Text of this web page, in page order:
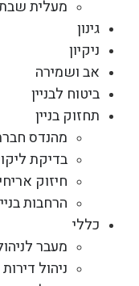
מעלית שבת
גינון
ניקיון
אב ושמירה
ביטוח לבניין
תחזוק בניין
מהנדס
בדיקת
חיזוק
הרחבות
כללי
מעבר
ניהול